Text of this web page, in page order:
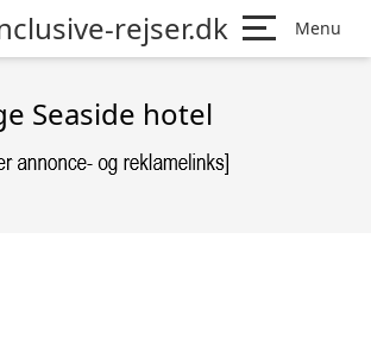
rejser.dk Menu
Seaside hotel